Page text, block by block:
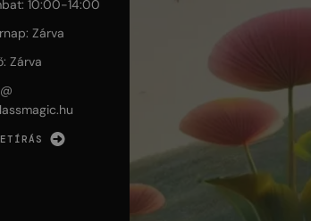
10:00-14:00
Zárva
Zárva